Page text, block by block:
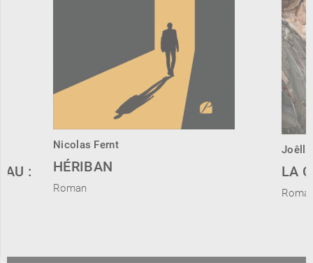
:
Nicolas Fernt
HÉRIBAN
Roman
Joêlle
LA